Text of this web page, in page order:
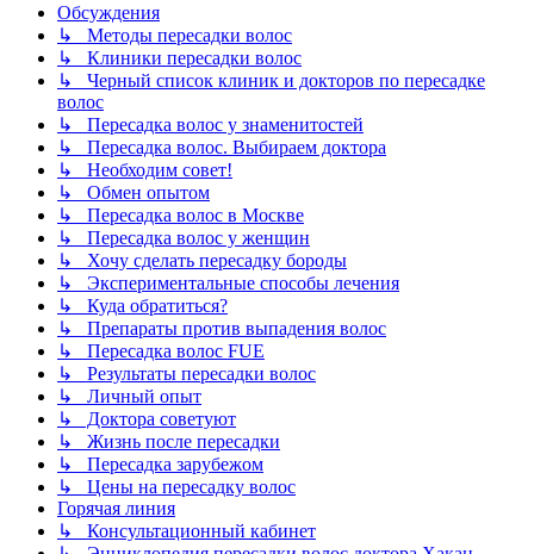
Обсуждения
↳ Методы пересадки волос
↳ Клиники пересадки волос
↳ Черный список клиник и докторов по пересадке
волос
↳ Пересадка волос у знаменитостей
↳ Пересадка волос. Выбираем доктора
↳ Необходим совет!
↳ Обмен опытом
↳ Пересадка волос в Москве
↳ Пересадка волос у женщин
↳ Хочу сделать пересадку бороды
↳ Экспериментальные способы лечения
↳ Куда обратиться?
↳ Препараты против выпадения волос
↳ Пересадка волос FUE
↳ Результаты пересадки волос
↳ Личный опыт
↳ Доктора советуют
↳ Жизнь после пересадки
↳ Пересадка зарубежом
↳ Цены на пересадку волос
Горячая линия
↳ Консультационный кабинет